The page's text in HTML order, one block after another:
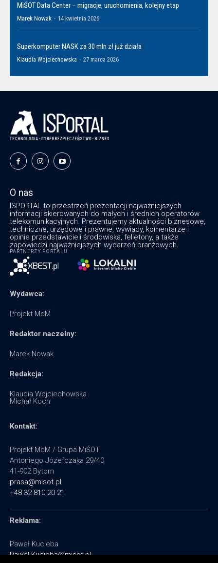
MiŚOT Data Center – migracje, uruchomienia, kolejny etap
Marek Nowak - 14 kwietnia 2026
Superkomputer NASK za 30 mln zł już działa
Klaudia Wojciechowska - 27 marca 2026
O nas
ISPORTAL to przestrzeń prezentacji najważniejszych
informacji skierowanych do małych i średnich operatorów
telekomunikacyjnych. Prezentujemy aktualności biznesowe,
techniczne, urzędowe i prawne, wywiady, komentarze i
opinie przedstawicieli środowiska, felietony, a także
zapowiedzi najważniejszych wydarzeń branżowych.
PARTNERZY PORTALU
Wydawca:
Projekt MdM
Redaktor naczelny:
Marek Nowak
Redakcja:
Klaudia Wojciechowska
Michał Koch
Kontakt:
Projekt MdM / Grupa MiŚOT
Antoniego Józefczaka 29/40
41-902 Bytom
prasa@misot.pl
+48 32 810 20 21
Reklama:
Paweł Kucieba
Pawel.Kucieba@misot.pl